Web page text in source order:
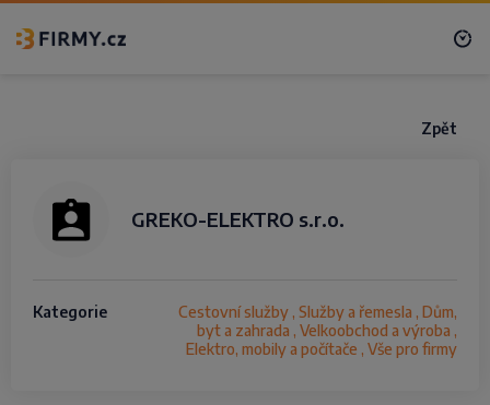
Zpět
GREKO-ELEKTRO s.r.o.
Kategorie
Cestovní služby , Služby a řemesla , Dům,
byt a zahrada , Velkoobchod a výroba ,
Elektro, mobily a počítače , Vše pro firmy